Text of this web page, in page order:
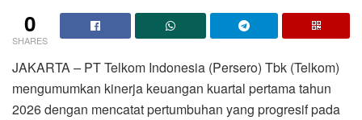
0
SHARES
JAKARTA–PT Telkom Indonesia (Persero) Tbk (Telkom)
mengumumkan kinerja keuangan kuartal pertama tahun
2026 dengan mencatat pertumbuhan yang progresif pada